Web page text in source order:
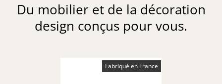
Du mobilier et de la décoration
design conçus pour vous.
Fabriqué en France